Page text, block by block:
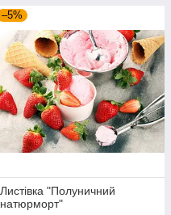
–5%
Листівка "Полуничний
натюрморт"